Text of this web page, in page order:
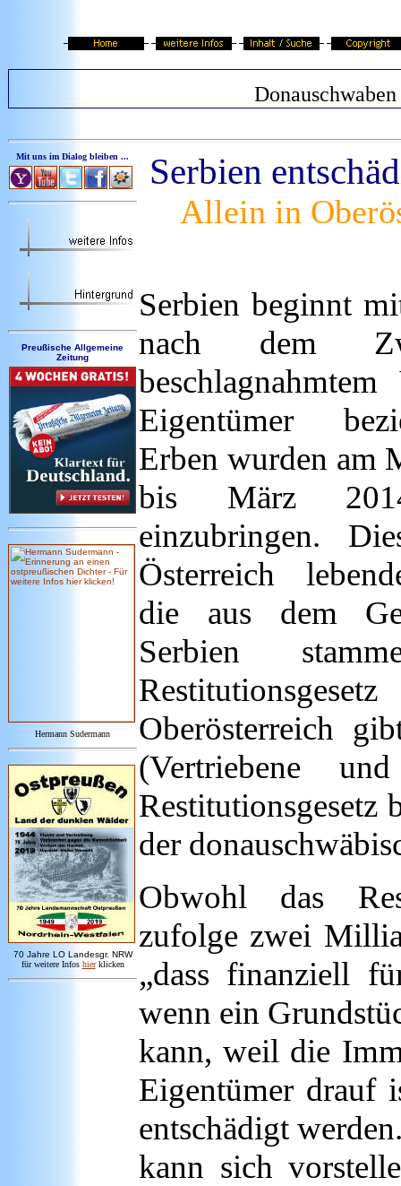
Donauschwaben
Mit uns im Dialog bleiben ...
Preußische Allgemeine
Zeitung
Hermann Sudermann
70 Jahre LO Landesgr. NRW
für weitere Infos hier klicken
Serbien
Allein in
Serbien beginnt
nach dem
Eigentümer
Erben wurden am
bis März
einzubringen.
Österreich
die aus dem
Serbien
Oberösterreich
(Vertriebene
Restitutionsgesetz
der
Obwohl das
zufolge zwei
„dass finanziell
wenn ein
kann, weil die
Eigentümer drauf
entschädigt
kann sich